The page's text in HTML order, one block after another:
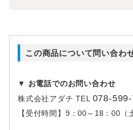
この商品について問い合わ
▼ お電話でのお問い合わせ
株式会社アダチTEL 078-
【受付時間】 9：00～18：00（